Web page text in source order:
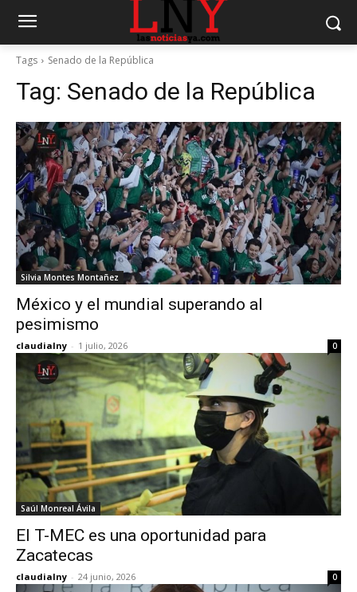
Tags Senado de la República
Tag: Senado de la República
Silvia Montes Montañez
México y el mundial superando al
pesimismo
claudialny - 1 julio, 2026 0
Saúl Monreal Ávila
El T-MEC es una oportunidad para
Zacatecas
claudialny - 24 junio, 2026 0